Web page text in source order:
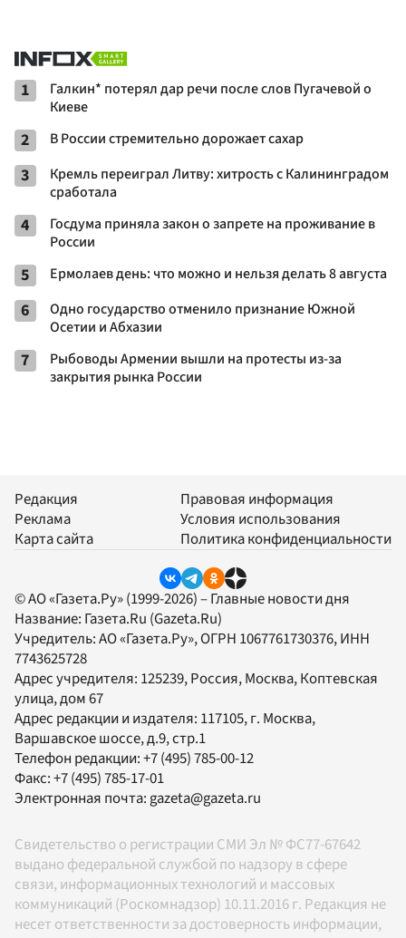
1
Галкин* потерял дар речи после слов Пугачевой о
Киеве
2 В России стремительно дорожает сахар
3
Кремль переиграл Литву: хитрость с Калининградом
сработала
4
Госдума приняла закон о запрете на проживание в
России
5 Ермолаев день: что можно и нельзя делать 8 августа
6
Одно государство отменило признание Южной
Осетии и Абхазии
7
Рыбоводы Армении вышли на протесты из-за
закрытия рынка России
Редакция
Реклама
Карта сайта
Правовая информация
Условия использования
Политика конфиденциальности
© АО «Газета.Ру» (1999-2026) – Главные новости дня
Название: Газета.Ru (Gazeta.Ru)
Учредитель:АО «Газета.Ру», ОГРН 1067761730376, ИНН
7743625728
Адрес учредителя: 125239, Россия, Москва, Коптевская
улица, дом 67
Адрес редакции и издателя: 117105, г. Москва,
Варшавское шоссе, д.9, стр.1
Телефон редакции:+7 (495) 785-00-12
Факс:+7 (495) 785-17-01
Электронная почта:gazeta@gazeta.ru
Свидетельство о регистрации СМИ Эл № ФС77-67642
выдано федеральной службой по надзору в сфере
связи, информационных технологий и массовых
коммуникаций (Роскомнадзор) 10.11.2016 г. Редакция не
несет ответственности за достоверность информации,